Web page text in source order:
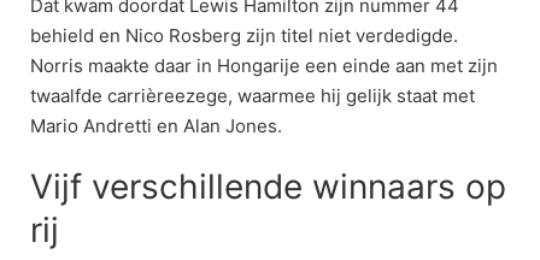
Dat kwam doordat Lewis Hamilton zijn nummer 44
behield en Nico Rosberg zijn titel niet verdedigde.
Norris maakte daar in Hongarije een einde aan met zijn
twaalfde carrièreezege, waarmee hij gelijk staat met
Mario Andretti en Alan Jones.
Vijf verschillende winnaars op
rij